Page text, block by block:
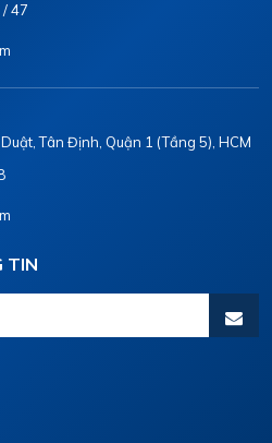
47
Tân Định, Quận 1 (Tầng 5), HCM
TIN